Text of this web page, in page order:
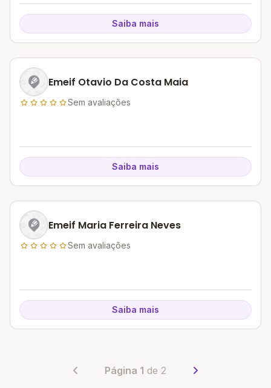
Saiba mais
Emeif Otavio Da Costa Maia
Sem avaliações
Saiba mais
Emeif Maria Ferreira Neves
Sem avaliações
Saiba mais
Página 1 de 2